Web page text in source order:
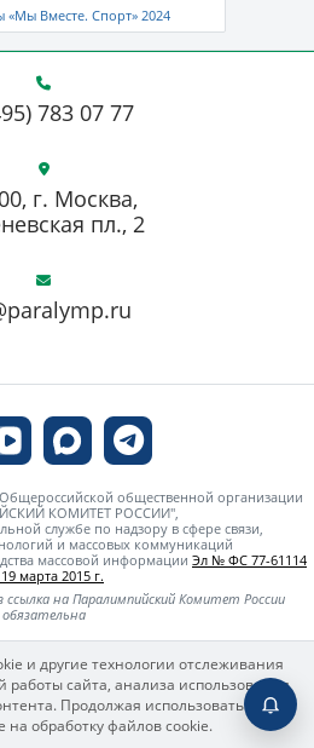
Вместе. Спорт» 2024
783 07 77
г. Москва,
пл., 2
общественной организации
КОМИТЕТ РОССИИ",
службе по надзору в сфере связи,
и массовых коммуникаций
массовой информации Эл № ФС 77-61114
марта 2015 г.
ссылка на Паралимпийский Комитет России
обязательна
и другие технологии отслеживания
работы сайта, анализа использования
Продолжая использовать сайт,
на обработку файлов cookie.